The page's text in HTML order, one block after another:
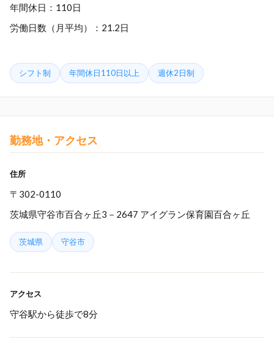
年間休日：110日
労働日数（月平均）：21.2日
シフト制 年間休日110日以上 週休2日制
勤務地・アクセス
住所
〒302-0110
茨城県守谷市百合ヶ丘3－2647 アイグラン保育園百合ヶ丘
茨城県 守谷市
アクセス
守谷駅から徒歩で8分